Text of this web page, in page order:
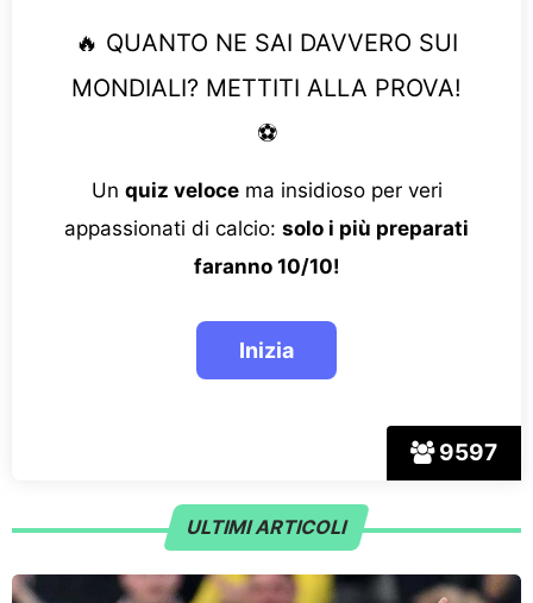
9597
🔥 QUANTO NE SAI DAVVERO SUI
MONDIALI? METTITI ALLA PROVA!
⚽
Un quiz velocema insidioso per veri
appassionati di calcio: solo i più preparati
faranno 10/10!
ULTIMI ARTICOLI